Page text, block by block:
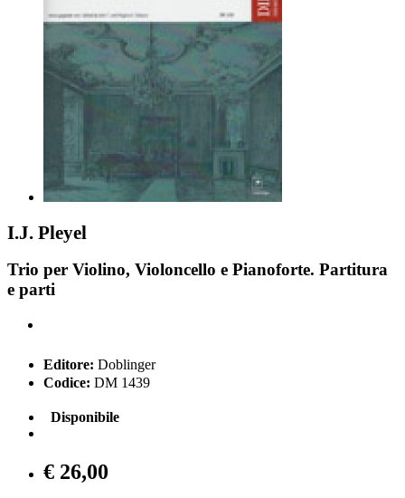
I.J. Pleyel
Trio per Violino, Violoncello e Pianoforte. Partitura
e parti
Editore: Doblinger
Codice: DM 1439
Disponibile
€ 26,00